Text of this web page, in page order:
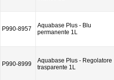
P990-8957
Aquabase Plus - Blu
permanente 1L
P990-8999
Aquabase Plus - Regolatore
trasparente 1L